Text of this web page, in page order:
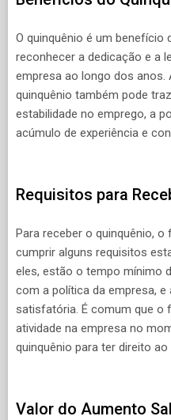
O quinquênio é um benefício
reconhecer a dedicação e a
empresa ao longo dos anos.
quinquênio também pode
estabilidade no emprego, a
acúmulo de experiência e
Requisitos para
Para receber o quinquênio,
cumprir alguns requisitos
eles, estão o tempo mínimo
com a política da empresa, e
satisfatória. É comum que o
atividade na empresa no
quinquênio para ter direito
Valor do Aumento